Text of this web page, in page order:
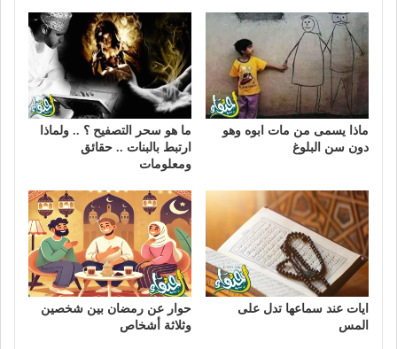
ماذا يسمى من مات ابوه وهو
دون سن البلوغ
ما هو سحر التصفيح ؟ .. ولماذا
ارتبط بالبنات .. حقائق
ومعلومات
ايات عند سماعها تدل على
المس
حوار عن رمضان بين شخصين
وثلاثة أشخاص